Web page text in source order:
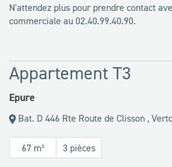
N'attendez plus pour prendre contact
commerciale au 02.40.99.40.90.
Appartement T3
Epure
Bat. D 446 Rte Route de Clisson ,
67 m² 3 pièces